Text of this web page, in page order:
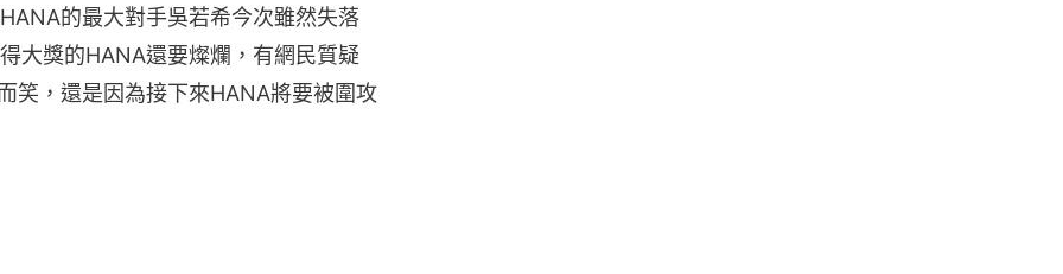
的最大對手吳若希今次雖然失落
大獎的HANA還要燦爛，有網民質疑
笑，還是因為接下來HANA將要被圍攻